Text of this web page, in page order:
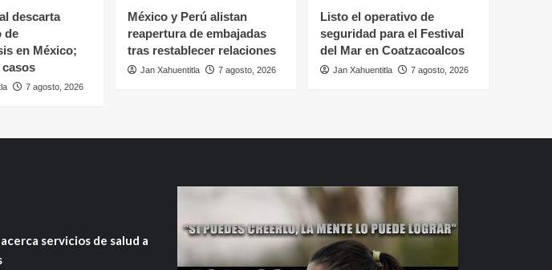
descarta
de
en México;
7 agosto, 2026
México y Perú alistan
reapertura de embajadas
tras restablecer relaciones
Jan Xahuentitla 7 agosto, 2026
Listo el operativo de
seguridad para el Festival
del Mar en Coatzacoalcos
Jan Xahuentitla 7 agosto, 2026
servicios de salud a